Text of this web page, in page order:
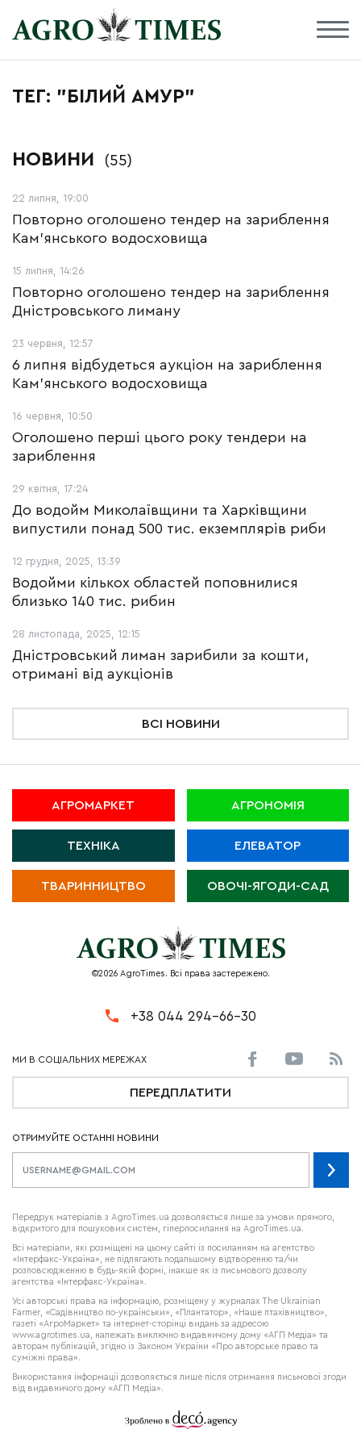
ТЕГ: "БІЛИЙ АМУР"
НОВИНИ (55)
22 липня, 19:00
Повторно оголошено тендер на зариблення
Кам’янського водосховища
15 липня, 14:26
Повторно оголошено тендер на зариблення
Дністровського лиману
23 червня, 12:57
6 липня відбудеться аукціон на зариблення
Кам’янського водосховища
16 червня, 10:50
Оголошено перші цього року тендери на
зариблення
29 квітня, 17:24
До водойм Миколаївщини та Харківщини
випустили понад 500 тис. екземплярів риби
12 грудня, 2025, 13:39
Водойми кількох областей поповнилися
близько 140 тис. рибин
28 листопада, 2025, 12:15
Дністровський лиман зарибили за кошти,
отримані від аукціонів
ВСІ НОВИНИ
АГРОМАРКЕТ АГРОНОМІЯ
ТЕХНІКА ЕЛЕВАТОР
ТВАРИННИЦТВО ОВОЧІ-ЯГОДИ-САД
©2026 AgroTimes. Всі права застережено.
+38 044 294-66-30
ПЕРЕДПЛАТИТИ
ОТРИМУЙТЕ ОСТАННІ НОВИНИ
Передрук матеріалів з AgroTimes.ua дозволяється лише за умови прямого,
відкритого для пошукових систем, гіперпосилання на AgroTimes.ua.
Всі матеріали, які розміщені на цьому сайті із посиланням на агентство
«Інтерфакс-Україна», не підлягають подальшому відтворенню та/чи
розповсюдженню в будь-якій формі, інакше як із письмового дозволу
агентства «Інтерфакс-Україна».
Усі авторські права на інформацію, розміщену у журналах The Ukrainian
Farmer , «Садівництво по-українськи», «Плантатор», «Наше птахівництво»,
газеті «АгроМаркет» та інтернет-сторінці видань за адресою
www.agrotimes.ua,
належать виключно видавничому дому «АГП Медіа» та
авторам публікацій, згідно із Законом України «Про авторське право та
суміжні права».
Використання інформації дозволяється лише після отримання письмової згоди
від видавничого дому «АГП Медіа».